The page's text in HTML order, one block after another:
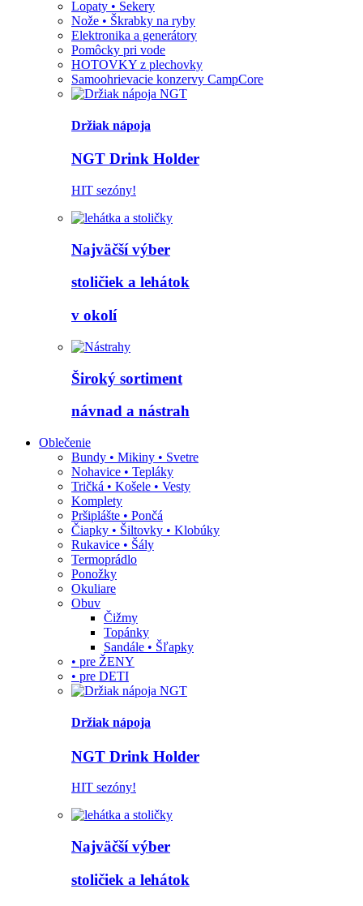
Lopaty • Sekery
Nože • Škrabky na ryby
Elektronika a generátory
Pomôcky pri vode
HOTOVKY z plechovky
Samoohrievacie konzervy CampCore
Držiak nápoja
NGT Drink Holder
HIT sezóny!
Najväčší výber
stoličiek a lehátok
v okolí
Široký sortiment
návnad a nástrah
Oblečenie
Bundy • Mikiny • Svetre
Nohavice • Tepláky
Tričká • Košele • Vesty
Komplety
Pršiplášte • Pončá
Čiapky • Šiltovky • Klobúky
Rukavice • Šály
Termoprádlo
Ponožky
Okuliare
Obuv
Čižmy
Topánky
Sandále • Šľapky
• pre ŽENY
• pre DETI
Držiak nápoja
NGT Drink Holder
HIT sezóny!
Najväčší výber
stoličiek a lehátok